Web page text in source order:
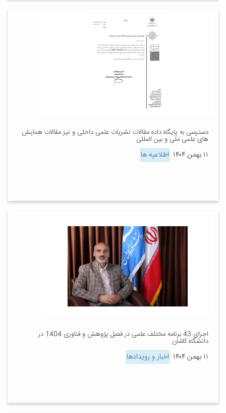
دسترسى به پایگاه داده مقالات نشریات علمى داخلى و نیز مقالات همایش
هاى علمى ملى و بین المللى
۱۱ بهمن ۱۴۰۴ اطلاعیه ها
اجرای 43 برنامه مختلف علمی در فصل پژوهش و فناوری 1404 در
دانشگاه کاشان
۱۱ بهمن ۱۴۰۴ اخبار و رویدادها